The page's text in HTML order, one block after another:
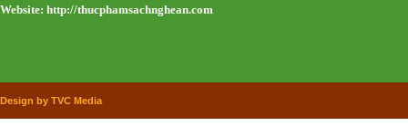
Website: http://thucphamsachnghean.com
Design by TVC Media